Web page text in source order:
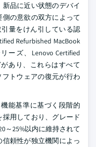
品に近い状態のデバイ
の意欲の双方によって
量をけん引している認
Refurbished MacBook
ーズ、Lenovo Certified
があり、これらはすべて
フトウェアの復元が行わ
能基準に基づく段階的
用しており、グレード
～25%以内に維持されて
頼性が独立機関によっ